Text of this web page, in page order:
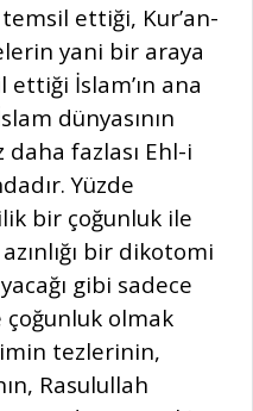
ettiği, Kur’an-
yani bir araya
İslam’ın ana
dünyasının
fazlası Ehl-i
Yüzde
bir çoğunluk ile
bir dikotomi
gibi sadece
çoğunluk olmak
tezlerinin,
Rasulullah